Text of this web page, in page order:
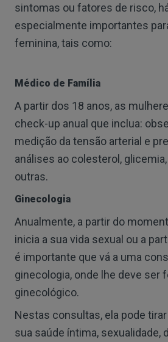
sintomas ou fatores de risco,
especialmente importantes
feminina, tais como:
Médico de Família
A partir dos 18 anos, as
check-up anual que inclua:
medição da tensão arterial e
análises ao colesterol,
outras.
Ginecologia
Anualmente, a partir do
inicia a sua vida sexual ou a
é importante que vá a uma
ginecologia, onde lhe deve ser
ginecológico.
Nestas consultas, ela pode
sua saúde íntima, sexualidade,